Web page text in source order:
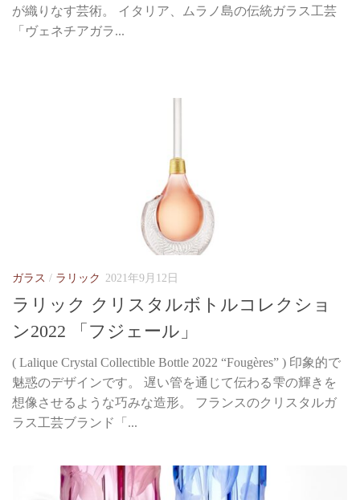
が織りなす芸術。 イタリア、ムラノ島の伝統ガラス工芸
「ヴェネチアガラ...
ガラス / ラリック 2021年9月12日
ラリック クリスタルボトルコレクショ
ン2022 「フジェール」
( Lalique Crystal Collectible Bottle 2022 “Fougères” ) 印象的で
魅惑のデザインです。 遅い管を通じて伝わる雫の輝きを
想像させるような巧みな造形。 フランスのクリスタルガ
ラス工芸ブランド「...